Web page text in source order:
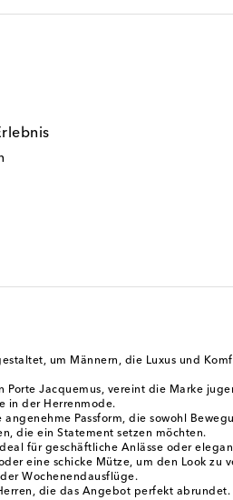
um Männern, die Luxus und
Porte Jacquemus, vereint die Marke
in der Herrenmode.
Passform, die sowohl
die ein Statement setzen möchten.
für geschäftliche Anlässe oder
eine schicke Mütze, um den Look zu
Wochenendausflüge.
die das Angebot perfekt